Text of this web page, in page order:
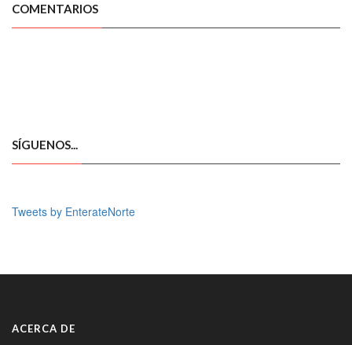
COMENTARIOS
SÍGUENOS...
Tweets by EnterateNorte
ACERCA DE